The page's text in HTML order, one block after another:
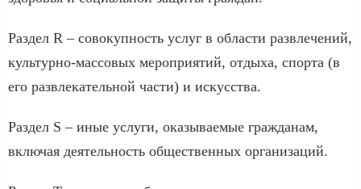
Раздел R – совокупность услуг в области развлечений,
культурно-массовых мероприятий, отдыха, спорта (в
его развлекательной части) и искусства.
Раздел S – иные услуги, оказываемые гражданам,
включая деятельность общественных организаций.